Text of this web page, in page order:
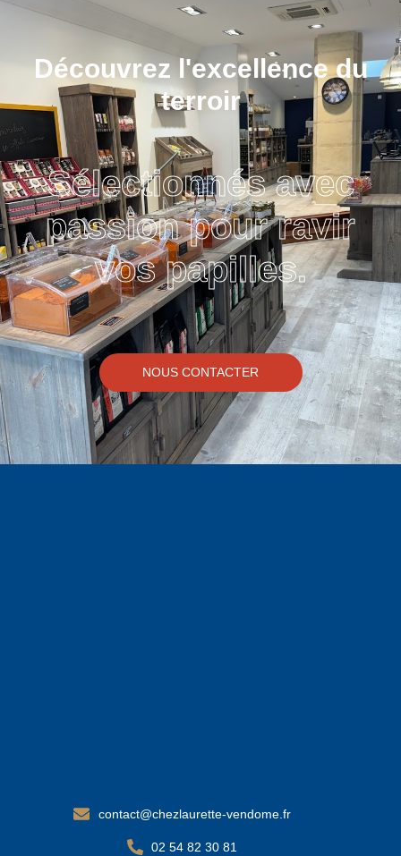
Découvrez l'excellence du
terroir
Sélectionnés avec
passion pour ravir
vos papilles.
NOUS CONTACTER
contact@chezlaurette-vendome.fr
02 54 82 30 81